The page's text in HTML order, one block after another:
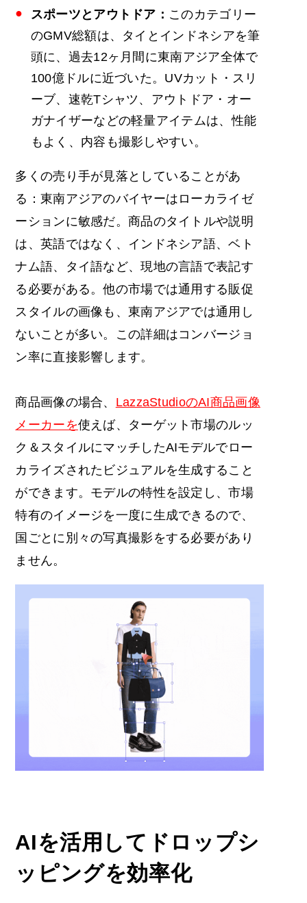
スポーツとアウトドア： このカテゴリー
のGMV総額は、タイとインドネシアを筆
頭に、過去12ヶ月間に東南アジア全体で
100億ドルに近づいた。UVカット・スリ
ーブ、速乾Tシャツ、アウトドア・オー
ガナイザーなどの軽量アイテムは、性能
もよく、内容も撮影しやすい。
多くの売り手が見落としていることがあ
る：東南アジアのバイヤーはローカライゼ
ーションに敏感だ。商品のタイトルや説明
は、英語ではなく、インドネシア語、ベト
ナム語、タイ語など、現地の言語で表記す
る必要がある。他の市場では通用する販促
スタイルの画像も、東南アジアでは通用し
ないことが多い。この詳細はコンバージョ
ン率に直接影響します。
商品画像の場合、 LazzaStudioのAI商品画像
メーカーを使えば、ターゲット市場のルッ
ク＆スタイルにマッチしたAIモデルでロー
カライズされたビジュアルを生成すること
ができます。モデルの特性を設定し、市場
特有のイメージを一度に生成できるので、
国ごとに別々の写真撮影をする必要があり
ません。
AIを活用してドロップシ
ッピングを効率化